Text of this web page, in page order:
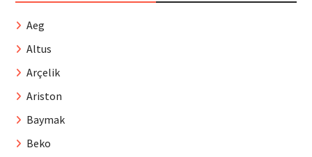
Aeg
Altus
Arçelik
Ariston
Baymak
Beko